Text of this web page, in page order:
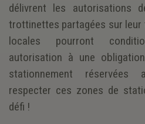
délivrent les autorisations
trottinettes partagées sur
locales pourront
autorisation à une
stationnement
respecter ces zones de
défi !